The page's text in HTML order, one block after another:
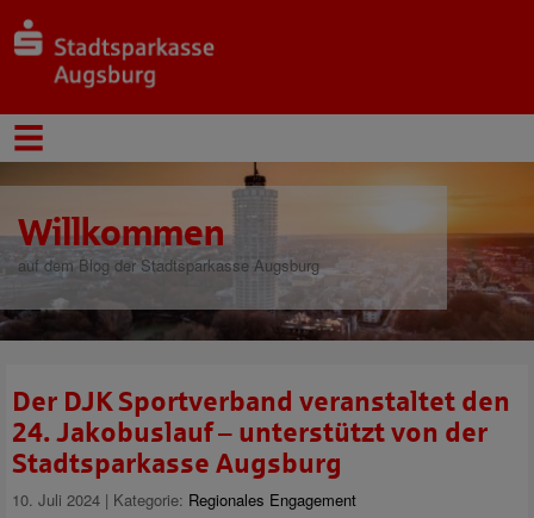
Willkommen
auf dem Blog der Stadtsparkasse Augsburg
Der DJK Sportverband veranstaltet den
24. Jakobuslauf – unterstützt von der
Stadtsparkasse Augsburg
10. Juli 2024 | Kategorie: Regionales Engagement